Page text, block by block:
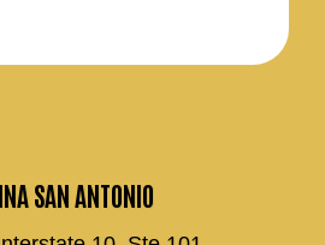
SAN ANTONIO